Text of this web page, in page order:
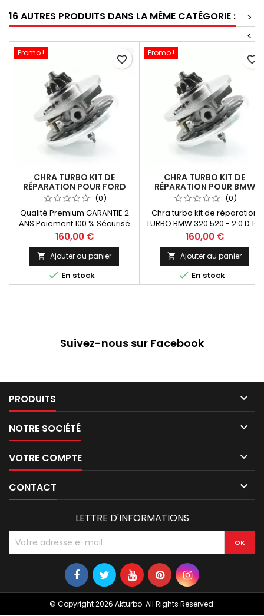
16 AUTRES PRODUITS DANS LA MÊME CATÉGORIE :
>
<
Promo !
CHRA TURBO KIT DE
RÉPARATION POUR FORD
TRANSIT 2.4 TDCI 102-115-
120 CV MITSUBISHI NEUF
49131-05402
(0)
Qualité Premium GARANTIE 2
ANS Paiement 100 % Sécurisé
En Stock expédié sous 24 H
Prix
160,00 €
 Ajouter au panier
 En stock
favorite_border
Promo !
CHRA TURBO KIT DE
RÉPARATION POUR BMW
320D 520D - 2.0 D 163 CV
49135-05671 NEUF M47
(0)
Chra turbo kit de réparation
TURBO BMW 320 520 - 2.0 D 163
cv 49135-05671 NEUF Qualité
Premium ! GARANTIE 2 ANS
Paiement 100 % Sécurisé En
Stock expédié sous 24 H
Prix
160,00 €
 Ajouter au panier
 En stock
favorite_border
Suivez-nous sur Facebook
PRODUITS 
NOTRE SOCIÉTÉ 
VOTRE COMPTE 
CONTACT 
LETTRE D'INFORMATIONS
© Copyright 2026 Akturbo. All Rights Reserved.